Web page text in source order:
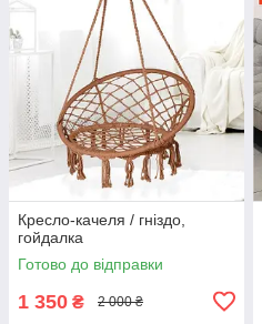
Кресло-качеля / гніздо,
гойдалка
Готово до відправки
1 350 ₴ 2 000 ₴